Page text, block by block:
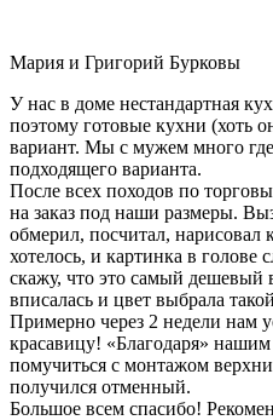
Мария и Григорий Бурковы
У нас в доме нестандартная
поэтому готовые кухни (хоть
вариант. Мы с мужем много
подходящего варианта.
После всех походов по
на заказ под наши размеры.
обмерил, посчитал,
хотелось, и картинка в голове
скажу, что это самый дешевый
вписалась и цвет выбрала
Примерно через 2 недели нам
красавицу! «Благодаря»
помучиться с монтажом
получился отменный.
Большое всем спасибо!